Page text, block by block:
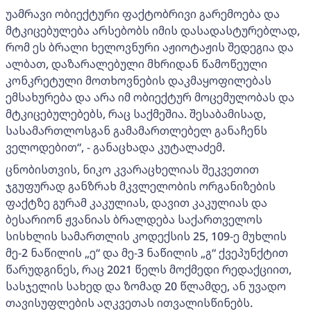
უამრავი ობიექტური ფაქტობრივი გარემოება და
მტკიცებულება არსებობს იმის დასადასტურებლად,
რომ ეს ბრალი ხელოვნური აჟიოტაჟის შედეგია და
ალბათ, დაზარალებული მხრიდან წამოწეული
კონკრეტული მოთხოვნების დაკმაყოფილებას
ემსახურება და არა იმ ობიექტურ მოცემულობას და
მტკიცებულებებს, რაც საქმეშია. შესაბამისად,
სასამართლოსგან გამამართლებელ განაჩენს
ველოდებით“, - განაცხადა კუტალაძემ.
ცნობისთვის, ნიკო კვარაცხელიას შეკვეთით
ჯგუფურად განზრახ მკვლელობის ორგანიზების
ფაქტზე გურამ კაკულიას, დავით კაკულიას და
ბესარიონ ჟვანიას ბრალდება საქართველოს
სისხლის სამართლის კოდექსის 25, 109-ე მუხლის
მე-2 ნაწილის „ე“ და მე-3 ნაწილის „გ“ ქვეპუნქტით
წარუდგინეს, რაც 2021 წელს მოქმედი რედაქციით,
სასჯელის სახედ და ზომად 20 წლამდე, ან უვადო
თავისუფლების აღკვეთას ითვალისწინებს.